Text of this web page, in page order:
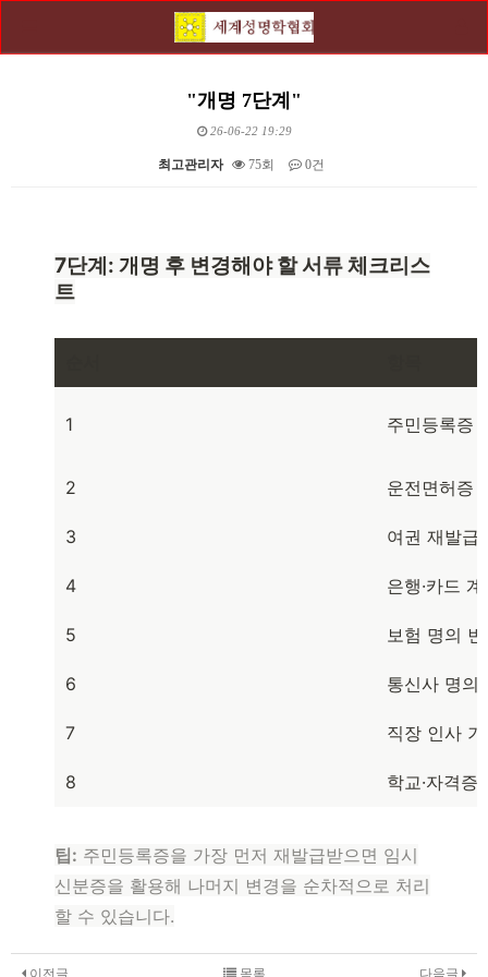
"개명 7단계"
26-06-22 19:29
최고관리자 75회 0건
7단계: 개명 후 변경해야 할 서류 체크리스
트
1 주민등록증
2 운전면허증
3 여권 재발급
4 은행·카드
5 보험 명의
6 통신사 명의
7 직장 인사
8 학교·자격증
팁: 주민등록증을 가장 먼저 재발급받으면 임시
신분증을 활용해 나머지 변경을 순차적으로 처리
할 수 있습니다.
이전글 다음글
목록